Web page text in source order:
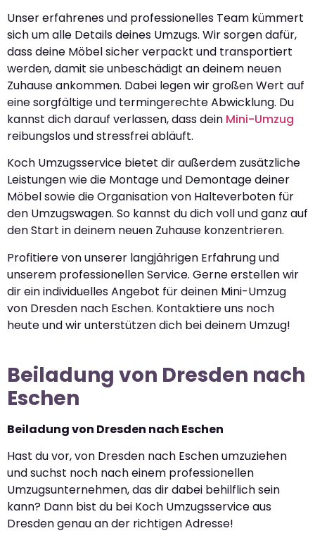
Unser erfahrenes und professionelles Team kümmert
sich um alle Details deines Umzugs. Wir sorgen dafür,
dass deine Möbel sicher verpackt und transportiert
werden, damit sie unbeschädigt an deinem neuen
Zuhause ankommen. Dabei legen wir großen Wert auf
eine sorgfältige und termingerechte Abwicklung. Du
kannst dich darauf verlassen, dass dein Mini-Umzug
reibungslos und stressfrei abläuft.
Koch Umzugsservice bietet dir außerdem zusätzliche
Leistungen wie die Montage und Demontage deiner
Möbel sowie die Organisation von Halteverboten für
den Umzugswagen. So kannst du dich voll und ganz auf
den Start in deinem neuen Zuhause konzentrieren.
Profitiere von unserer langjährigen Erfahrung und
unserem professionellen Service. Gerne erstellen wir
dir ein individuelles Angebot für deinen Mini-Umzug
von Dresden nach Eschen. Kontaktiere uns noch
heute und wir unterstützen dich bei deinem Umzug!
Beiladung von Dresden nach
Eschen
Beiladung von Dresden nach Eschen
Hast du vor, von Dresden nach Eschen umzuziehen
und suchst noch nach einem professionellen
Umzugsunternehmen, das dir dabei behilflich sein
kann? Dann bist du bei Koch Umzugsservice aus
Dresden genau an der richtigen Adresse!